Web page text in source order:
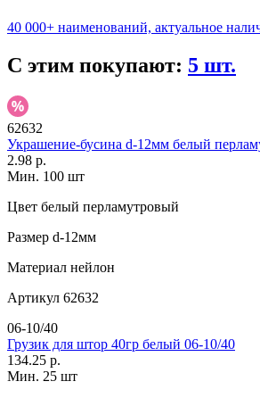
40 000+ наименований, актуальное
С этим покупают: 5 шт.
62632
Украшение-бусина d-12мм белый
2.98 р.
Мин. 100 шт
Цвет белый перламутровый
Размер d-12мм
Материал нейлон
Артикул 62632
06-10/40
Грузик для штор 40гр белый 06-10/40
134.25 р.
Мин. 25 шт